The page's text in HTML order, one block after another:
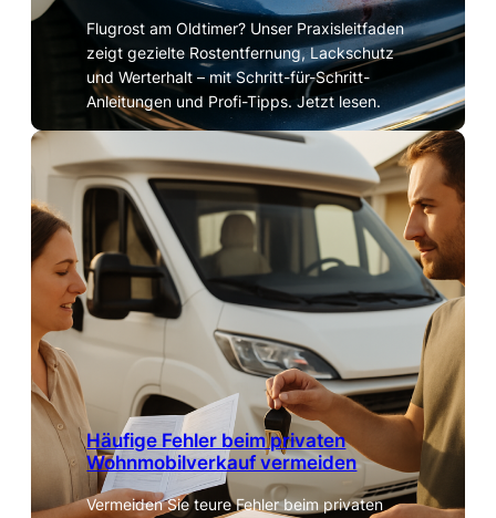
Flugrost am Oldtimer? Unser Praxisleitfaden
zeigt gezielte Rostentfernung, Lackschutz
und Werterhalt – mit Schritt-für-Schritt-
Anleitungen und Profi-Tipps. Jetzt lesen.
Häufige Fehler beim privaten
Wohnmobilverkauf vermeiden
Vermeiden Sie teure Fehler beim privaten